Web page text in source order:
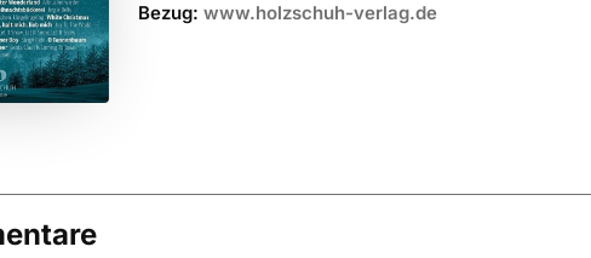
Bezug: www.holzschuh-verlag.de